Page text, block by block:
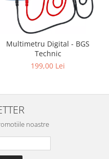
Multimetru Digital - BGS
Technic
199,00 Lei
noastre